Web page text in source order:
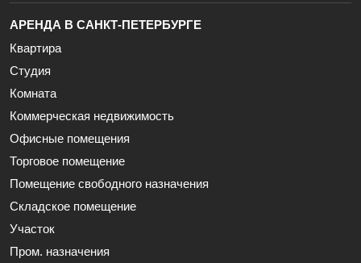
АРЕНДА В САНКТ-ПЕТЕРБУРГЕ
Квартира
Студия
Комната
Коммерческая недвижимость
Офисные помещения
Торговое помещение
Помещение свободного назначения
Складское помещение
Участок
Пром. назначения